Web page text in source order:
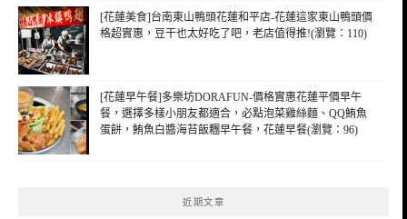
[花蓮美食]台南東山鴨頭花蓮和平店-花蓮這家東山鴨頭價
格超實惠，豆干也太好吃了吧，老店值得推!(瀏覽：110)
[花蓮早午餐]多樂坊DORAFUN-價格實惠花蓮平價早午
餐，選擇多樣小朋友都適合，必點泡菜雞絲麵、QQ鮪魚
蛋餅，鮪魚白醬海苔飯糰早午餐，花蓮早餐(瀏覽：96)
近期文章